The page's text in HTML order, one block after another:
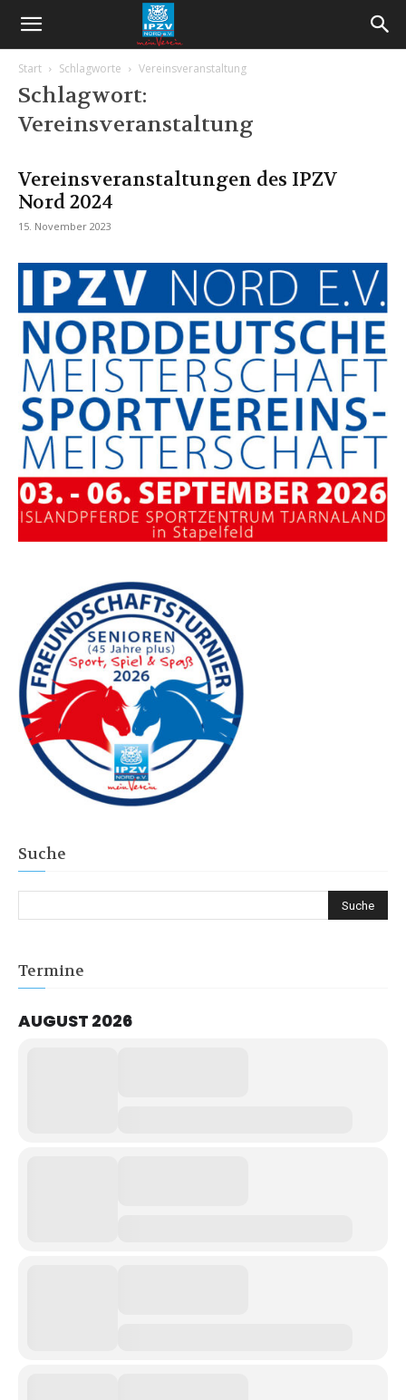
Start Schlagworte Vereinsveranstaltung
Schlagwort:
Vereinsveranstaltung
Vereinsveranstaltungen des IPZV
Nord 2024
15. November 2023
Suche
Termine
AUGUST 2026